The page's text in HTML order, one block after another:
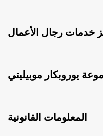
خدمات رجال الأعمال
يوروبكار موبيليتي
المعلومات القانونية